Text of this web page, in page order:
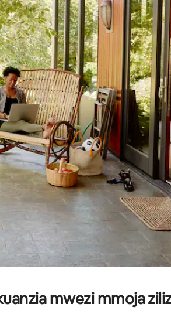
chini au uchunguze kwa kugusa au
mwezi mmoja